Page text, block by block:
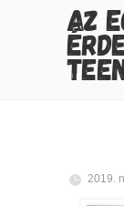
AZ
2019.